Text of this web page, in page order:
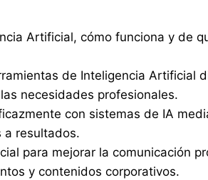
Artificial, cómo funciona y de
de Inteligencia Artificial
necesidades profesionales.
con sistemas de IA
a resultados.
para mejorar la comunicación
y contenidos corporativos.